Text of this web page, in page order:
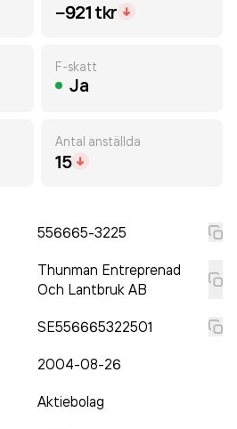
−921 tkr
F-skatt
Ja
Antal anställda
15
556665-3225
Thunman Entreprenad
Och Lantbruk AB
SE556665322501
2004-08-26
Aktiebolag